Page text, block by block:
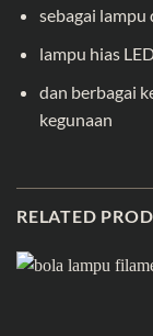
sebagai lampu
lampu hias
dan berbagai
kegunaan
RELATED